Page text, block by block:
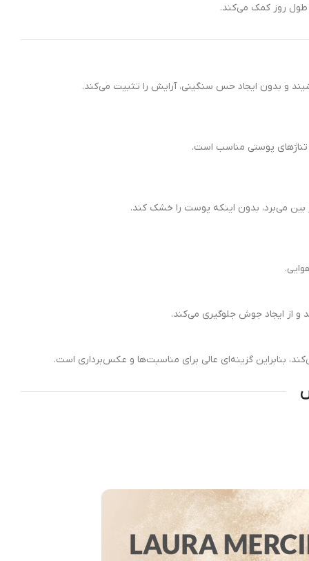
طول روز کمک می‌کند.
و بدون ایجاد حس سنگینی، آرایش را تثبیت می‌کند.
تناژهای پوستی مناسب است.
بین می‌برد، بدون اینکه پوست را خشک کند.
از ایجاد جوش جلوگیری می‌کند.
بنابراین گزینه‌ای عالی برای مناسبت‌ها و عکس‌برداری است.